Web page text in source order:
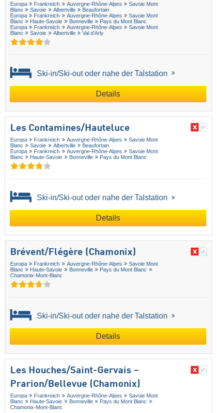
Europa Frankreich Auvergne-Rhône-Alpes
Savoie Mont
Blanc
Savoie Albertville
Beaufortain
Europa
Frankreich Auvergne-Rhône-Alpes
Savoie Mont
Blanc
Haute-Savoie Bonneville
Pays du Mont Blanc
Europa
Frankreich Auvergne-Rhône-Alpes
Savoie Mont
Blanc
Savoie Albertville Val d'Arly
Ski-in/Ski-out oder nahe der Talstation
Details
Les Contamines/​Hauteluce
Europa Frankreich Auvergne-Rhône-Alpes
Savoie Mont
Blanc
Savoie Albertville
Beaufortain
Europa
Frankreich Auvergne-Rhône-Alpes
Savoie Mont
Blanc
Haute-Savoie Bonneville Pays du Mont Blanc
Ski-in/Ski-out oder nahe der Talstation
Details
Brévent/​Flégère (Chamonix)
Europa Frankreich Auvergne-Rhône-Alpes
Savoie Mont
Blanc
Haute-Savoie Bonneville
Pays du Mont Blanc
Chamonix-Mont-Blanc
Ski-in/Ski-out oder nahe der Talstation
Details
Les Houches/​Saint-Gervais –
Prarion/​Bellevue (Chamonix)
Europa Frankreich Auvergne-Rhône-Alpes
Savoie Mont
Blanc
Haute-Savoie Bonneville
Pays du Mont Blanc
Chamonix-Mont-Blanc